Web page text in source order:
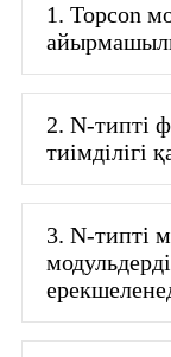
1. Topcon
2. N-типті
тиімділігі
3. N-типті